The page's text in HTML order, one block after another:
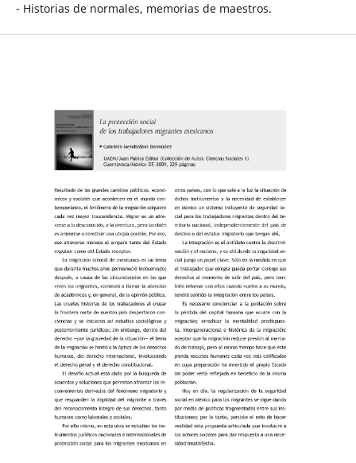
- Historias de normales, memorias de maestros.